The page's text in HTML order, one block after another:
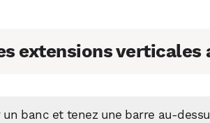
extensions verticales
un banc et tenez une barre au-